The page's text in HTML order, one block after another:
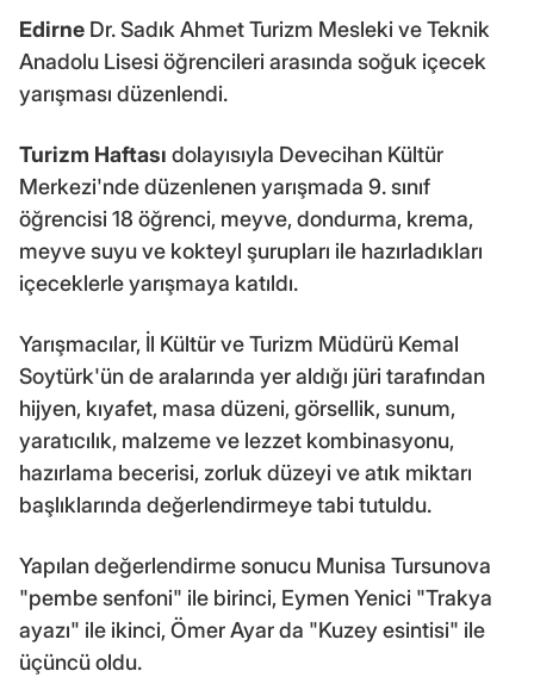
Edirne Dr. Sadık Ahmet Turizm Mesleki ve Teknik
Anadolu Lisesi öğrencileri arasında soğuk içecek
yarışması düzenlendi.
Turizm Haftası dolayısıyla Devecihan Kültür
Merkezi'nde düzenlenen yarışmada 9. sınıf
öğrencisi 18 öğrenci, meyve, dondurma, krema,
meyve suyu ve kokteyl şurupları ile hazırladıkları
içeceklerle yarışmaya katıldı.
Yarışmacılar, İl Kültür ve Turizm Müdürü Kemal
Soytürk'ün de aralarında yer aldığı jüri tarafından
hijyen, kıyafet, masa düzeni, görsellik, sunum,
yaratıcılık, malzeme ve lezzet kombinasyonu,
hazırlama becerisi, zorluk düzeyi ve atık miktarı
başlıklarında değerlendirmeye tabi tutuldu.
Yapılan değerlendirme sonucu Munisa Tursunova
"pembe senfoni" ile birinci, Eymen Yenici "Trakya
ayazı" ile ikinci, Ömer Ayar da "Kuzey esintisi" ile
üçüncü oldu.